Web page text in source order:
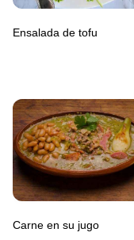
Ensalada de tofu
Carne en su jugo